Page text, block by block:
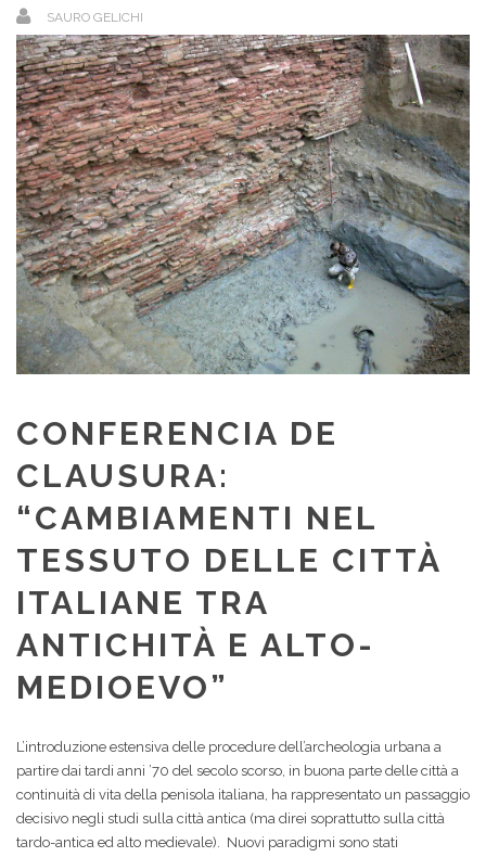
SAURO GELICHI
CONFERENCIA DE
CLAUSURA:
“CAMBIAMENTI NEL
TESSUTO DELLE CITTÀ
ITALIANE TRA
ANTICHITÀ E ALTO-
MEDIOEVO”
L’introduzione estensiva delle procedure dell’archeologia urbana a
partire dai tardi anni ’70 del secolo scorso, in buona parte delle città a
continuità di vita della penisola italiana, ha rappresentato un passaggio
decisivo negli studi sulla città antica (ma direi soprattutto sulla città
tardo-antica ed alto medievale). Nuovi paradigmi sono stati